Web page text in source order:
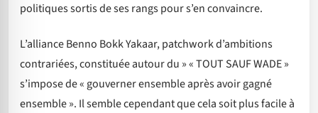
politiques sortis de ses rangs pour s’en convaincre.
L’alliance Benno Bokk Yakaar, patchwork d’ambitions
contrariées, constituée autour du » « TOUT SAUF WADE »
s’impose de « gouverner ensemble après avoir gagné
ensemble ». Il semble cependant que cela soit plus facile à